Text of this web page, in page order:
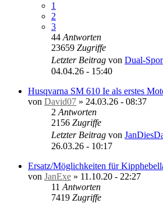
1
2
3
44 Antworten
23659 Zugriffe
Letzter Beitrag von Dual-
04.04.26 - 15:40
Husqvarna SM 610 Ie als erstes
von David07 » 24.03.26 - 08:37
2 Antworten
2156 Zugriffe
Letzter Beitrag von
26.03.26 - 10:17
Ersatz/Möglichkeiten für
von JanExe » 11.10.20 - 22:27
11 Antworten
7419 Zugriffe